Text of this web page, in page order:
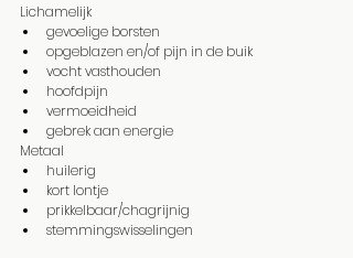
Lichamelijk
gevoelige borsten
opgeblazen en/of pijn in de buik
vocht vasthouden
hoofdpijn
vermoeidheid
gebrek aan energie
Metaal
huilerig
kort lontje
prikkelbaar/chagrijnig
stemmingswisselingen